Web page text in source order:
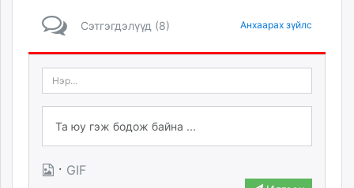
Сэтгэгдэлүүд (8) Анхаарах зүйлс
· GIF